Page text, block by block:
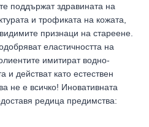
поддържат здравината на
и трофиката на кожата,
признаци на стареене.
еластичността на
имитират водно-
и действат като естествен
не е всичко! Иновативната
редица предимства: